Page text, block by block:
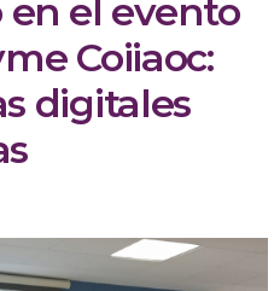
el evento
Coiiaoc:
digitales